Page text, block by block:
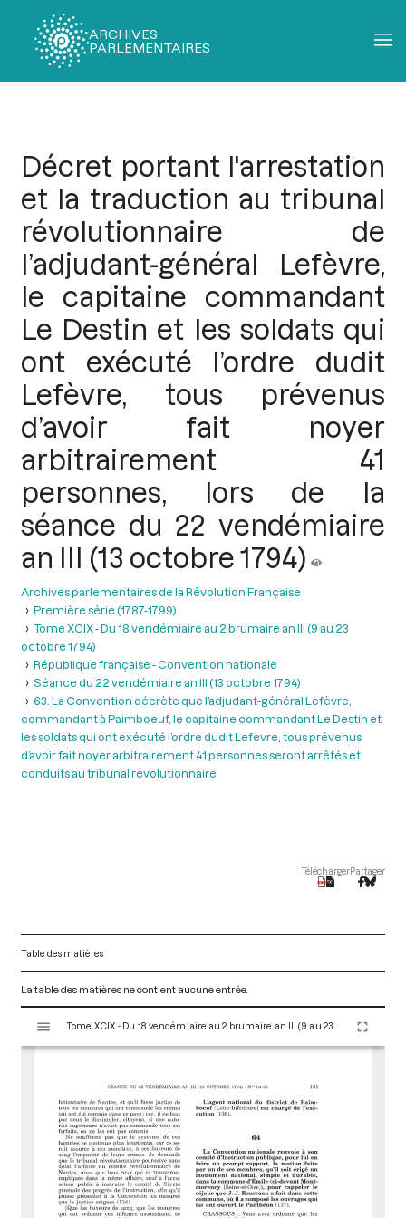
ARCHIVES
PARLEMENTAIRES
Décret portant l'arrestation
et la traduction au tribunal
révolutionnaire de
l’adjudant-général Lefèvre,
le capitaine commandant
Le Destin et les soldats qui
ont exécuté l’ordre dudit
Lefèvre, tous prévenus
d’avoir fait noyer
arbitrairement 41
personnes, lors de la
séance du 22 vendémiaire
an III (13 octobre 1794)
Archives parlementaires de la Révolution Française
Première série (1787-1799)
Tome XCIX - Du 18 vendémiaire au 2 brumaire an III (9 au 23
octobre 1794)
République française - Convention nationale
Séance du 22 vendémiaire an III (13 octobre 1794)
63. La Convention décrète que l’adjudant-général Lefèvre,
commandant à Paimboeuf, le capitaine commandant Le Destin et
les soldats qui ont exécuté l’ordre dudit Lefèvre, tous prévenus
d’avoir fait noyer arbitrairement 41 personnes seront arrêtés et
conduits au tribunal révolutionnaire
TéléchargerPartager
Table des matières
La table des matières ne contient aucune entrée.
s